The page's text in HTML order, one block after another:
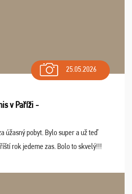
25.05.2026
v Paříži -
úžasný pobyt. Bylo super a už teď
rok jedeme zas. Bolo to skvelý!!!